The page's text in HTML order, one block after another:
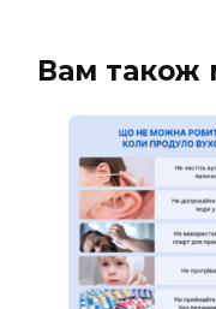
Вам також